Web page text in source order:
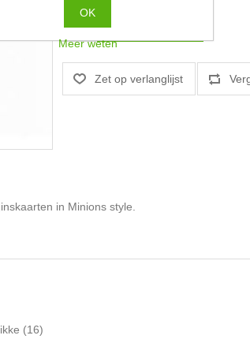
in Minions style.
(16)
OK
Meer weten